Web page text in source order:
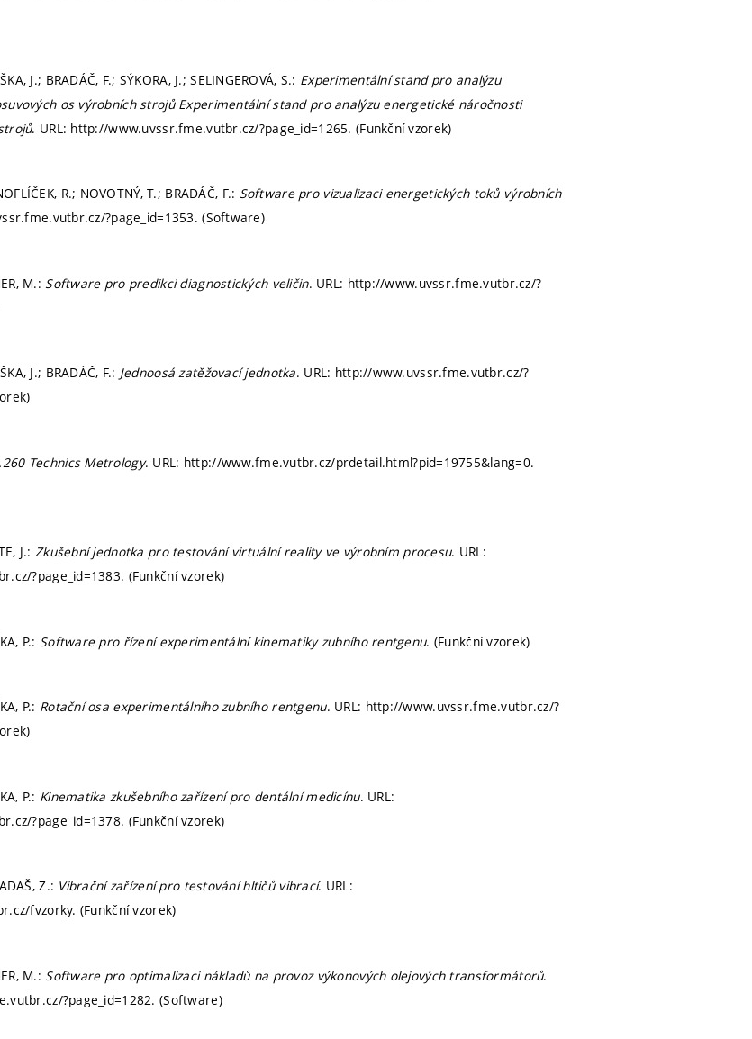
J.; BRADÁČ, F.; SÝKORA, J.; SELINGEROVÁ, S.: Experimentální stand pro analýzu
os výrobních strojů Experimentální stand pro analýzu energetické náročnosti
. URL: http://www.uvssr.fme.vutbr.cz/?page_id=1265. (Funkční vzorek)
R.; NOVOTNÝ, T.; BRADÁČ, F.: Software pro vizualizaci energetických toků výrobních
?page_id=1353. (Software)
M.: Software pro predikci diagnostických veličin. URL: http://www.uvssr.fme.vutbr.cz/?
J.; BRADÁČ, F.: Jednoosá zatěžovací jednotka. URL: http://www.uvssr.fme.vutbr.cz/?
Technics Metrology. URL: http://www.fme.vutbr.cz/prdetail.html?pid=19755&lang=0.
J.: Zkušební jednotka pro testování virtuální reality ve výrobním procesu. URL:
?page_id=1383. (Funkční vzorek)
P.: Software pro řízení experimentální kinematiky zubního rentgenu. (Funkční vzorek)
P.: Rotační osa experimentálního zubního rentgenu. URL: http://www.uvssr.fme.vutbr.cz/?
P.: Kinematika zkušebního zařízení pro dentální medicínu. URL:
?page_id=1378. (Funkční vzorek)
Z.: Vibrační zařízení pro testování hltičů vibrací. URL:
fvzorky. (Funkční vzorek)
M.: Software pro optimalizaci nákladů na provoz výkonových olejových transformátorů.
?page_id=1282. (Software)